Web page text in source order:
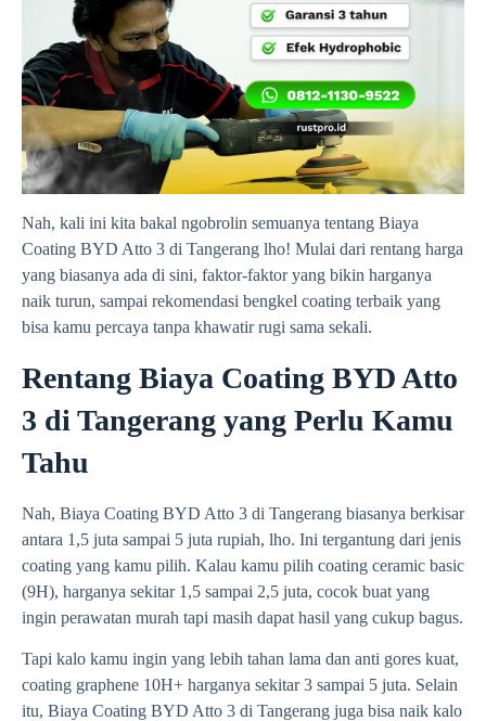
Nah, kali ini kita bakal ngobrolin semuanya tentang Biaya
Coating BYD Atto 3 di Tangerang lho! Mulai dari rentang harga
yang biasanya ada di sini, faktor-faktor yang bikin harganya
naik turun, sampai rekomendasi bengkel coating terbaik yang
bisa kamu percaya tanpa khawatir rugi sama sekali.
Rentang Biaya Coating BYD Atto
3 di Tangerang yang Perlu Kamu
Tahu
Nah, Biaya Coating BYD Atto 3 di Tangerang biasanya berkisar
antara 1,5 juta sampai 5 juta rupiah, lho. Ini tergantung dari jenis
coating yang kamu pilih. Kalau kamu pilih coating ceramic basic
(9H), harganya sekitar 1,5 sampai 2,5 juta, cocok buat yang
ingin perawatan murah tapi masih dapat hasil yang cukup bagus.
Tapi kalo kamu ingin yang lebih tahan lama dan anti gores kuat,
coating graphene 10H+ harganya sekitar 3 sampai 5 juta. Selain
itu, Biaya Coating BYD Atto 3 di Tangerang juga bisa naik kalo